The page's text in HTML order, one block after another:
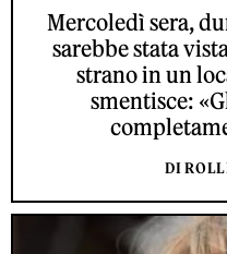
Mercoledì sera,
sarebbe stata
strano in un
smentisce:
DI